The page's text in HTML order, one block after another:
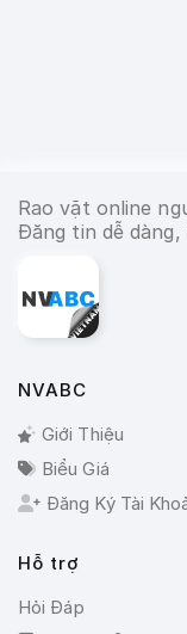
Rao vặt online
Đăng tin dễ
NVABC
Giới Thiệu
Biểu Giá
Đăng Ký Tài
Hỗ trợ
Hỏi Đáp